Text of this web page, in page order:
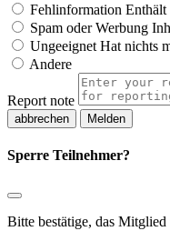
Fehlinformation Enthält
Spam oder Werbung
Ungeeignet Hat nichts
Andere
Report note
Melden
Sperre Teilnehmer?
Bitte bestätige, das Mitglied